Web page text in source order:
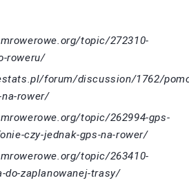
topic/272310-
roweru/
forum/discussion/1762/
na-rower/
topic/262994-gps-
czy-jednak-gps-na-rower/
topic/263410-
do-zaplanowanej-trasy/